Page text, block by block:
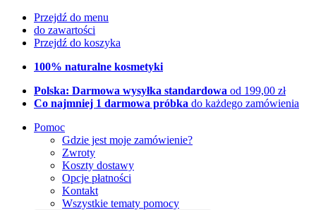
Przejdź do menu
do zawartości
Przejdź do koszyka
100% naturalne kosmetyki
Polska: Darmowa wysyłka standardowa od 199,00 zł
Co najmniej 1 darmowa próbka do każdego zamówienia
Pomoc
Gdzie jest moje zamówienie?
Zwroty
Koszty dostawy
Opcje płatności
Kontakt
Wszystkie tematy pomocy